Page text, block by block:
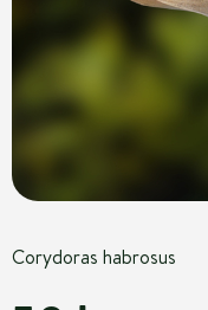
Corydoras habrosus